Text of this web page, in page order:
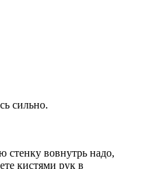
сильно.
стенку вовнутрь надо,
кистями рук в